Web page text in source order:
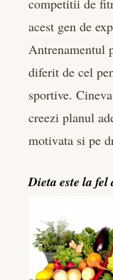
acest gen de
Antrenamentul
diferit de cel
sportive.
creezi planul
motivata si pe
Dieta este la